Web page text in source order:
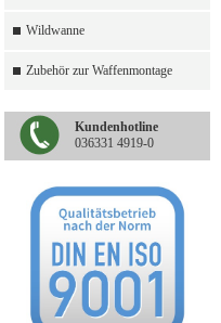
Wildwanne
Zubehör zur Waffenmontage
Kundenhotline
036331 4919-0